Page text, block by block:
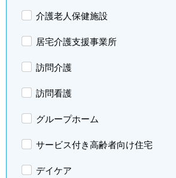
介護老人保健施設
居宅介護支援事業所
訪問介護
訪問看護
グループホーム
サービス付き高齢者向け住宅
デイケア